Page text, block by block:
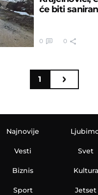
će biti
0 0
1
Najnovije
Vesti
Biznis
Sport
Svet
Kultura
Jetset